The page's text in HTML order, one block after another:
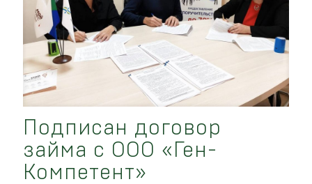
Подписан договор
займа с ООО «Ген-
Компетент»